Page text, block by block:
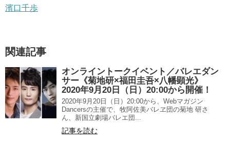
濱口千歩
関連記事
オンライントークイベント／バレエダン
サー《菊地研×福田圭吾×八幡顕光》
2020年9月20日（日）20:00から開催！
2020年9月20日（日）20:00から、Webマガジン
Dancersの主催で、牧阿佐美バレヱ団の菊地 研さ
ん、新国立劇場バレエ団...
記事を読む